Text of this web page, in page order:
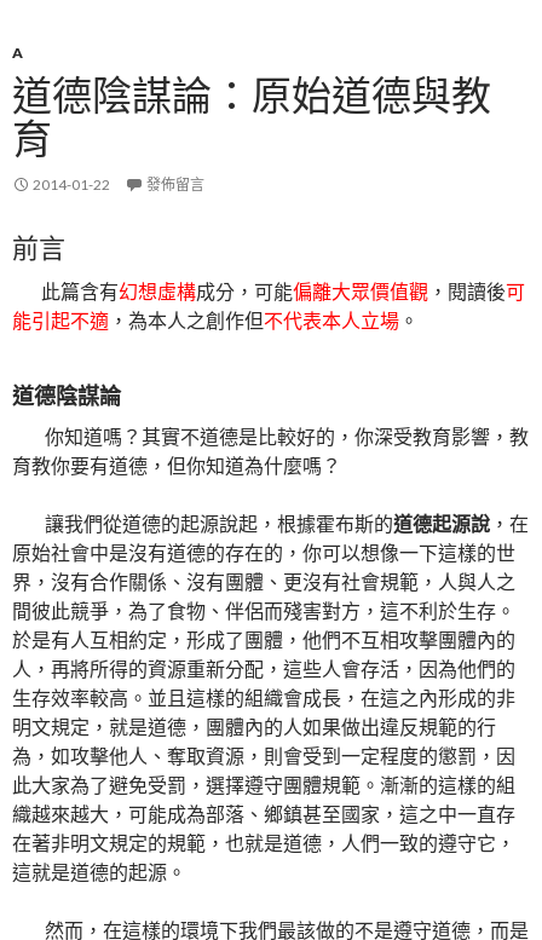
A
道德陰謀論：原始道德與教
育
2014-01-22 發佈留言
前言
此篇含有幻想虛構成分，可能偏離大眾價值觀 ，閱讀後可
能引起不適 ，為本人之創作但不代表本人立場 。
道德陰謀論
你知道嗎？其實不道德是比較好的，你深受教育影響，教
育教你要有道德，但你知道為什麼嗎？
讓我們從道德的起源說起，根據霍布斯的道德起源說 ，在
原始社會中是沒有道德的存在的，你可以想像一下這樣的世
界，沒有合作關係、沒有團體、更沒有社會規範，人與人之
間彼此競爭，為了食物、伴侶而殘害對方，這不利於生存。
於是有人互相約定，形成了團體，他們不互相攻擊團體內的
人，再將所得的資源重新分配，這些人會存活，因為他們的
生存效率較高。並且這樣的組織會成長，在這之內形成的非
明文規定，就是道德，團體內的人如果做出違反規範的行
為，如攻擊他人、奪取資源，則會受到一定程度的懲罰，因
此大家為了避免受罰，選擇遵守團體規範。漸漸的這樣的組
織越來越大，可能成為部落、鄉鎮甚至國家，這之中一直存
在著非明文規定的規範，也就是道德，人們一致的遵守它，
這就是道德的起源。
然而，在這樣的環境下我們最該做的不是遵守道德，而是